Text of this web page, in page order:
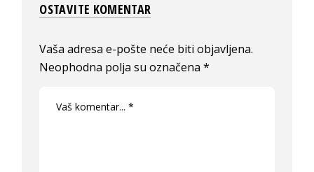
OSTAVITE KOMENTAR
Vaša adresa e-pošte neće biti objavljena.
Neophodna polja su označena*